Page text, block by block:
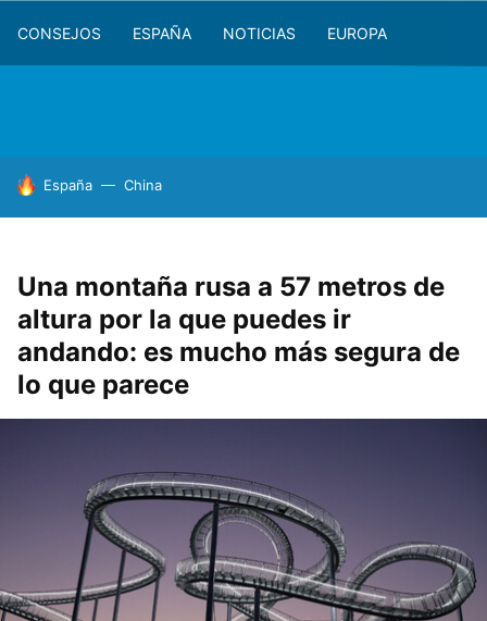
CONSEJOS ESPAÑA NOTICIAS EUROPA
HOY SE HABLA DE
España China
Una montaña rusa a 57 metros de
altura por la que puedes ir
andando: es mucho más segura de
lo que parece